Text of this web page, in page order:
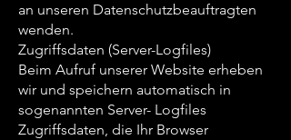
an unseren Datenschutzbeauftragten
wenden.
Zugriffsdaten (Server-Logfiles)
Beim Aufruf unserer Website erheben
wir und speichern automatisch in
sogenannten Server- Logfiles
Zugriffsdaten, die Ihr Browser